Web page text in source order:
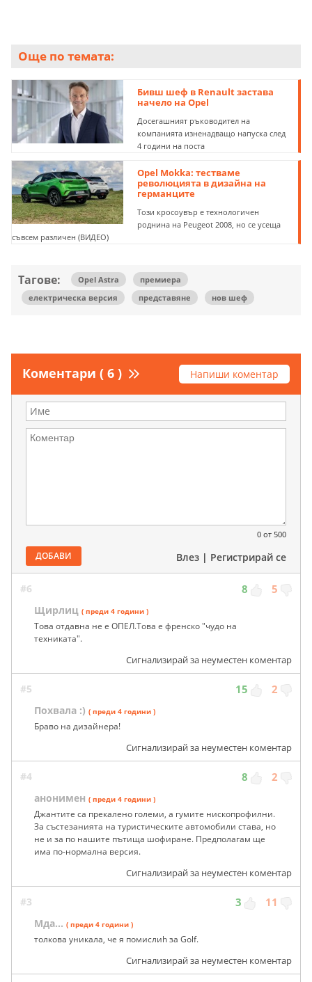
Още по темата:
Бивш шеф в Renault застава
начело на Opel
Досегашният ръководител на
компанията изненадващо напуска след
4 години на поста
Opel Mokka: тестваме
революцията в дизайна на
германците
Този кросоувър е технологичен
роднина на Peugeot 2008, но се усеща
съвсем различен (ВИДЕО)
Тагове: Opel Astra
премиера
електрическа версия
представяне нов шеф
Коментари ( 6 ) Напиши коментар
0 от 500
ДОБАВИ Влез | Регистрирай се
#6 8 5
Щирлиц ( преди 4 години )
Това отдавна не е ОПЕЛ.Това е френско "чудо на
техниката".
Сигнализирай за неуместен коментар
#5 15 2
Похвала :) ( преди 4 години )
Браво на дизайнера!
Сигнализирай за неуместен коментар
#4 8 2
анонимен ( преди 4 години )
Джантите са прекалено големи, а гумите нископрофилни.
За състезанията на туристическите автомобили става, но
не и за по нашите пътища шофиране. Предполагам ще
има по-нормална версия.
Сигнализирай за неуместен коментар
#3 3 11
Мда... ( преди 4 години )
толкова уникала, че я помислиh за Golf.
Сигнализирай за неуместен коментар